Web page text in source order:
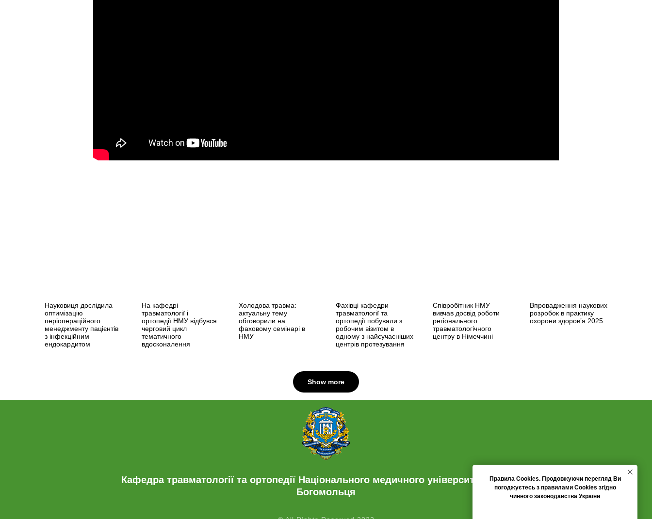
Науковиця дослідила
оптимізацію
періопераційного
менеджменту пацієнтів
з інфекційним
ендокардитом
На кафедрі
травматології і
ортопедії НМУ відбувся
черговий цикл
тематичного
вдосконалення
Холодова травма:
актуальну тему
обговорили на
фаховому семінарі в
НМУ
Фахівці кафедри
травматології та
ортопедії побували з
робочим візитом в
одному з найсучасніших
центрів протезування
Співробітник НМУ
вивчав досвід роботи
регіонального
травматологічного
центру в Німеччині
Впровадження наукових
розробок в практику
охорони здоров’я 2025
Show more
Кафедра травматології та ортопедії Національного медичного університету імені О.
Богомольця
Правила Cookies. Продовжуючи перегляд Ви
погоджуєтесь з правилами Cookies згідно
чинного законодавства України